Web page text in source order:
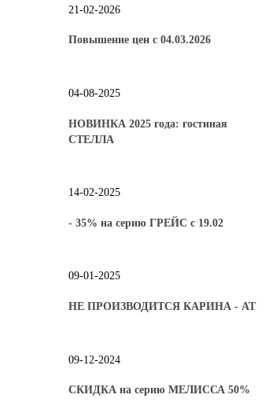
21-02-2026
Повышение цен с 04.03.2026
04-08-2025
НОВИНКА 2025 года: гостиная
СТЕЛЛА
14-02-2025
- 35% на серию ГРЕЙС с 19.02
09-01-2025
НЕ ПРОИЗВОДИТСЯ КАРИНА - АТ
09-12-2024
СКИДКА на серию МЕЛИССА 50%